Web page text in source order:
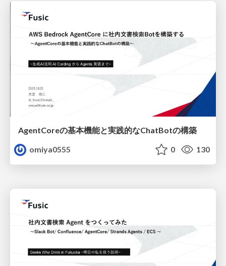
AgentCoreの基本機能と実践的なChatBotの構築
omiya0555
0 130